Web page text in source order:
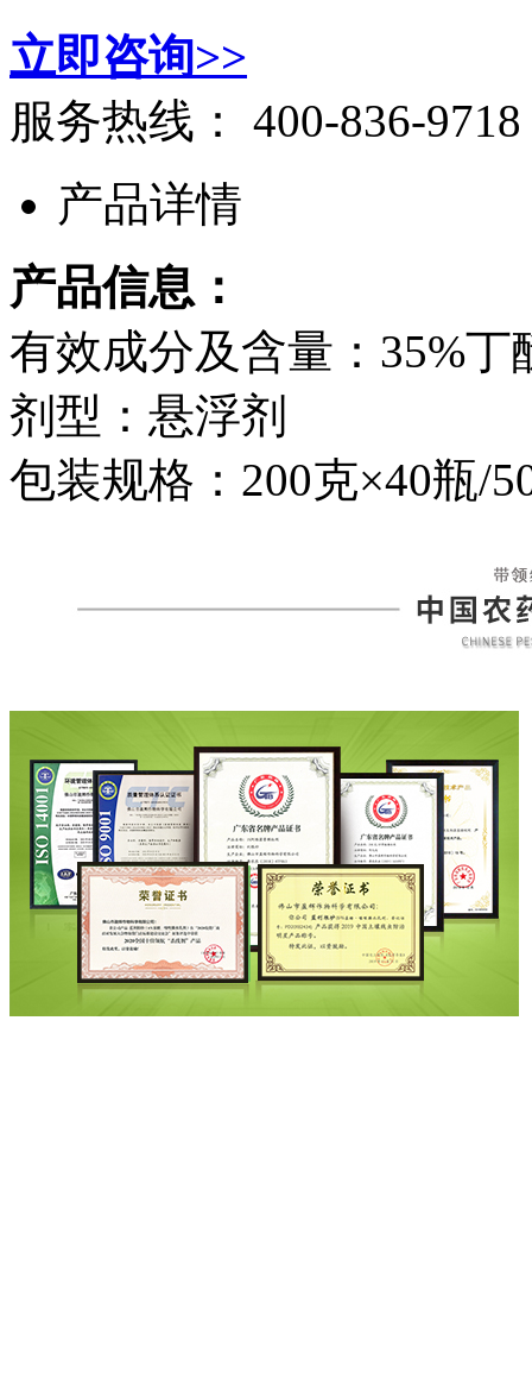
立即咨询>>
服务热线： 400-836-9718
产品详情
产品信息：
有效成分及含量：35%丁
剂型：悬浮剂
包装规格：200克×40瓶/